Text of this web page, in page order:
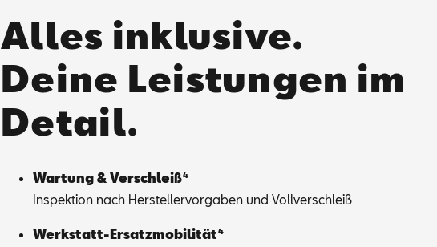
Alles inklusive.
Deine Leistungen im
Detail.
War­tung & Ver­schlei­ß⁴
In­spek­ti­on nach Her­stel­ler­vor­ga­ben und Voll­ver­schleiß
Werk­statt-Er­satz­mo­bi­li­tät⁴